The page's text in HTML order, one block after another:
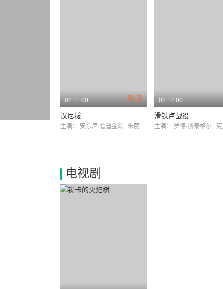
8.3
02:11:00
汉尼拔
主演： 安东尼·霍普金斯 朱丽安·摩尔
02:14:00
滑铁卢战役
主演： 罗德·斯泰格尔 克里
电视剧